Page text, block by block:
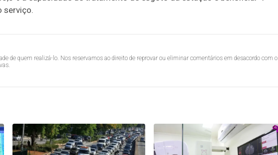
serviço.
de quem realizá-lo. Nos reservamos ao direito de reprovar ou eliminar comentários em desacordo com o